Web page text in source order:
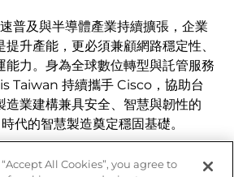
普及與半導體產業持續擴張，企業
升產能，更必須兼顧網路穩定性、
能力。身為全球數位轉型與託管服務
Taiwan 持續攜手 Cisco，協助台
造業建構兼具安全、智慧與韌性的
代的智慧製造奠定穩固基礎。
All Cookies”, you agree to